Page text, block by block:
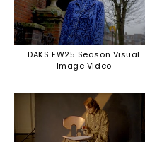
DAKS FW25 Season Visual
Image Video